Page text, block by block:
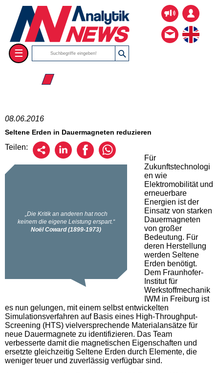
☰
☰ 2016
08.06.2016
Seltene Erden in Dauermagneten reduzieren
Teilen:
Für
Zukunftstechnologi
en wie
Elektromobilität und
erneuerbare
Energien ist der
Einsatz von starken
Dauermagneten
von großer
Bedeutung. Für
deren Herstellung
werden Seltene
Erden benötigt.
Dem Fraunhofer-
Institut für
Werkstoffmechanik
IWM in Freiburg ist
es nun gelungen, mit einem selbst entwickelten
Simulationsverfahren auf Basis eines High-Throughput-
Screening (HTS) vielversprechende Materialansätze für
neue Dauermagnete zu identifizieren. Das Team
verbesserte damit die magnetischen Eigenschaften und
ersetzte gleichzeitig Seltene Erden durch Elemente, die
weniger teuer und zuverlässig verfügbar sind.